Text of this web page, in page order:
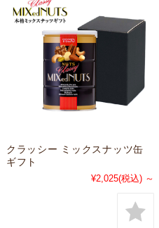
クラッシー ミックスナッツ缶
ギフト
¥2,025(税込) ～